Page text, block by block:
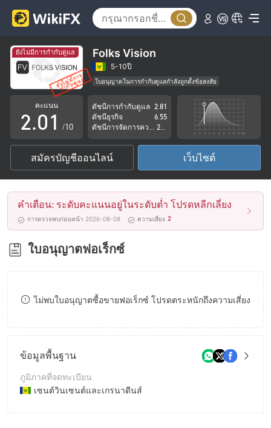
ยังไม่มีการกำกับดูแล Folks Vision
5-10ปี
ใบอนุญาตในการกำกับดูแลกำลังถูกตั้งข้อสงสัย
กลุ่มธุรกิจที่ต้องสงสัย
ระวังความเสี่ยงอันตรายที่อาจจะซ่อนอยู่
คะแนน
0
1
2
3
4
5
6
7
8
9
.0
1
2
3
4
5
6
7
0
1
2
3
4
5
6
7
8
/10
ดัชนีการกำกับดูแล 2.81
ดัชนีธุรกิจ
6.55
สมัครบัญชีออนไลน์ เว็บไซต์
คำเตือน: ระดับคะแนนอยู่ในระดับต่ำ โปรดหลีกเลี่ยง
การตรวจพบก่อนหน้า 2026-08-08 ความเสี่ยง 2
ใบอนุญาตฟอเร็กซ์
ไม่พบใบอนุญาตซื้อขายฟอเร็กซ์ โปรดตระหนักถึงความเสี่ยง
ข้อมูลพื้นฐาน
ภูมิภาคที่จดทะเบียน
เซนต์วินเซนต์และเกรนาดีนส์